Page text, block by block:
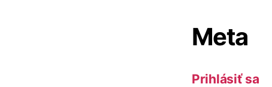
Meta
Prihlásiť sa